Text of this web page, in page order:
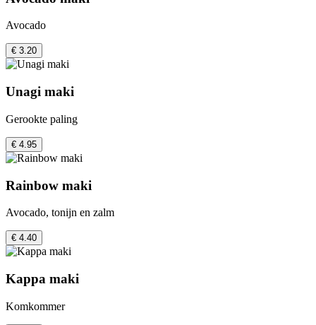
Avocado
€ 3.20
Unagi maki
Gerookte paling
€ 4.95
Rainbow maki
Avocado, tonijn en zalm
€ 4.40
Kappa maki
Komkommer